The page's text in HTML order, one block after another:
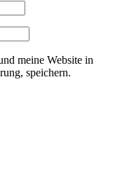
meine Website in
speichern.